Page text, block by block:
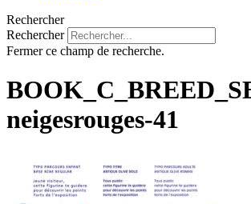
Rechercher
Rechercher
Fermer ce champ de recherche.
neigesrouges-41